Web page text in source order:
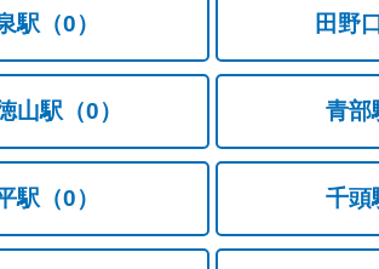
駅 （0） 田野
山駅 （0） 青部
駅 （0） 千頭